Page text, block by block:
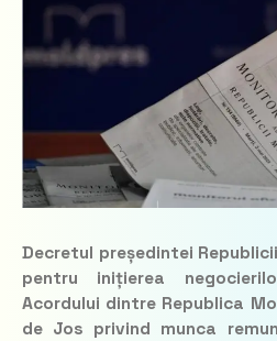
Decretul președintei
pentru inițierea
Acordului dintre Republica
de Jos privind munca